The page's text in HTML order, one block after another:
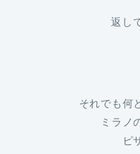
返し
それでも何
ミラノ
ピ